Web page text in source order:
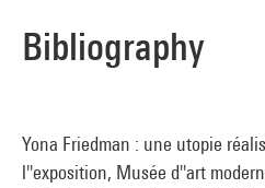
Bibliography
Yona Friedman : une utopie
l''exposition, Musée d''art